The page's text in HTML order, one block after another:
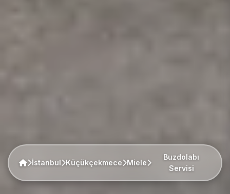
İstanbul Küçükçekmece Miele
Buzdolabı
Servisi